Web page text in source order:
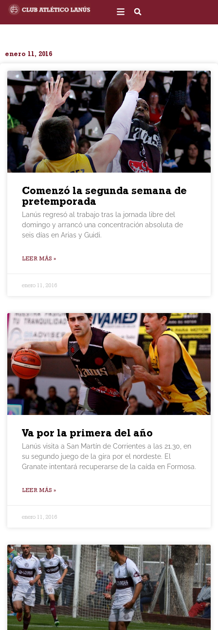
contenido
enero 11, 2016
Comenzó la segunda semana de
pretemporada
Lanús regresó al trabajo tras la jornada libre del
domingo y arrancó una concentración absoluta de
seis días en Arias y Guidi.
LEER MÁS »
enero 11, 2016
Va por la primera del año
Lanús visita a San Martín de Corrientes a las 21.30, en
su segundo juego de la gira por el nordeste. El
Granate intentará recuperarse de la caída en Formosa.
LEER MÁS »
enero 11, 2016